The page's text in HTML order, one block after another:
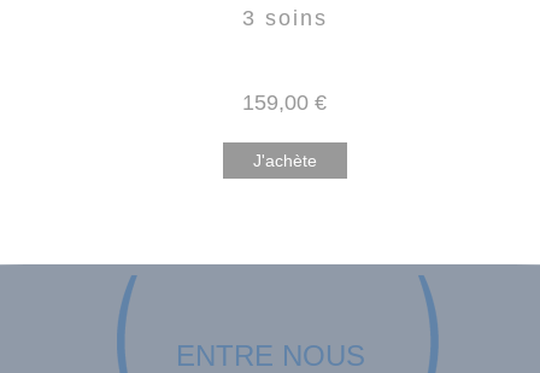
3 soins
159,00 €
J'achète
ENTRE NOUS